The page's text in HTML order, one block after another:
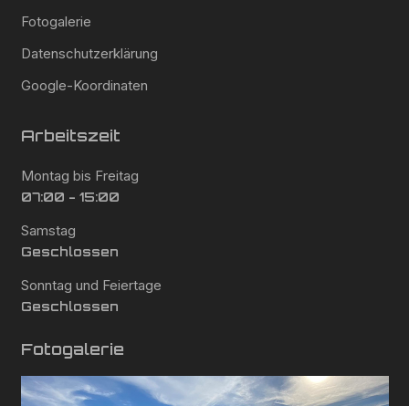
Fotogalerie
Datenschutzerklärung
Google-Koordinaten
Arbeitszeit
Montag bis Freitag
07:00 - 15:00
Samstag
Geschlossen
Sonntag und Feiertage
Geschlossen
Fotogalerie